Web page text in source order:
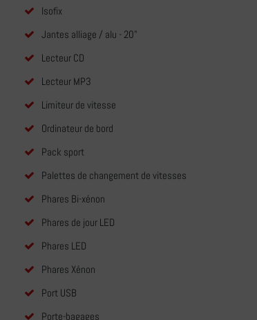
Isofix
Jantes alliage / alu - 20"
Lecteur CD
Lecteur MP3
Limiteur de vitesse
Ordinateur de bord
Pack sport
Palettes de changement de vitesses
Phares Bi-xénon
Phares de jour LED
Phares LED
Phares Xénon
Port USB
Porte-bagages